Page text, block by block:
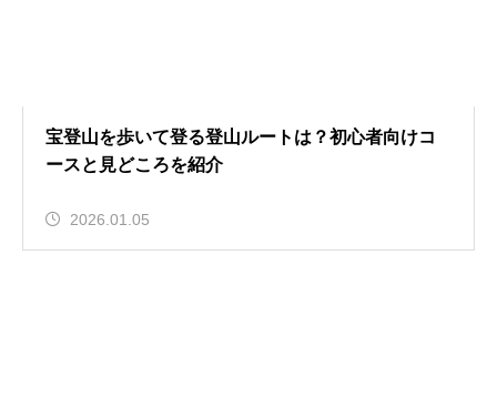
宝登山を歩いて登る登山ルートは？初心者向けコ
ースと見どころを紹介
2026.01.05